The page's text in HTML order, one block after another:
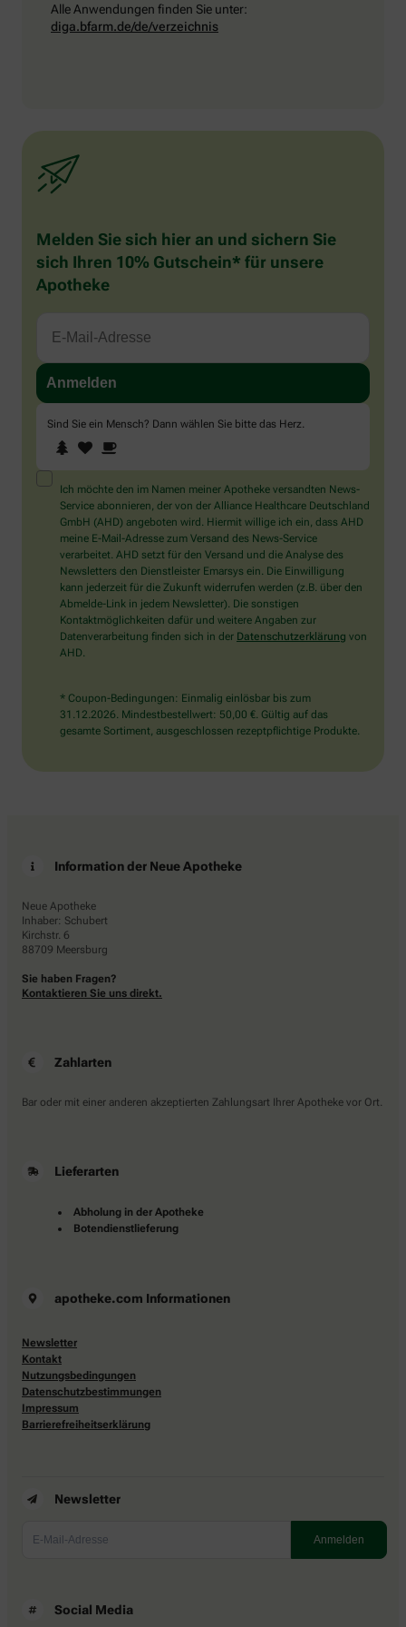
Alle Anwendungen finden Sie unter:
diga.bfarm.de/de/verzeichnis
Melden Sie sich hier an und sichern Sie
sich Ihren 10% Gutschein* für unsere
Apotheke
Sind Sie ein Mensch? Dann wählen Sie bitte das Herz
Sind
Sie
ein
Mensch?
Dann
wählen
Sie
bitte
das
Herz.
1 2
Ich möchte den im Namen meiner Apotheke versandten News-
Service abonnieren, der von der Alliance Healthcare Deutschland
GmbH (AHD) angeboten wird. Hiermit willige ich ein, dass AHD
meine E-Mail-Adresse zum Versand des News-Service
verarbeitet. AHD setzt für den Versand und die Analyse des
Newsletters den Dienstleister Emarsys ein. Die Einwilligung
kann jederzeit für die Zukunft widerrufen werden (z.B. über den
Abmelde-Link in jedem Newsletter). Die sonstigen
Kontaktmöglichkeiten dafür und weitere Angaben zur
Datenverarbeitung finden sich in der Datenschutzerklärung von
AHD.
* Coupon-Bedingungen: Einmalig einlösbar bis zum
31.12.2026. Mindestbestellwert: 50,00 €. Gültig auf das
gesamte Sortiment, ausgeschlossen rezeptpflichtige Produkte.
Information der Neue Apotheke
Neue Apotheke
Inhaber: Schubert
Kirchstr. 6
88709 Meersburg
Sie haben Fragen?
Kontaktieren Sie uns direkt.
Zahlarten
Bar oder mit einer anderen akzeptierten Zahlungsart Ihrer Apotheke vor Ort.
Lieferarten
Abholung in der Apotheke
Botendienstlieferung
apotheke.com Informationen
Newsletter
Kontakt
Nutzungsbedingungen
Datenschutzbestimmungen
Impressum
Barrierefreiheitserklärung
Newsletter
Social Media